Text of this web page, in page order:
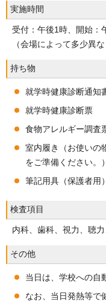
実施時間
受付：午後1時、開始：
（会場によって多少異
持ち物
就学時健康診断通知
就学時健康診断票
食物アレルギー調査
室内履き（お使いの
をご準備ください。）
筆記用具（保護者用）
検査項目
内科、歯科、視力、聴
その他
当日は、学校への自
なお、当日発熱等で